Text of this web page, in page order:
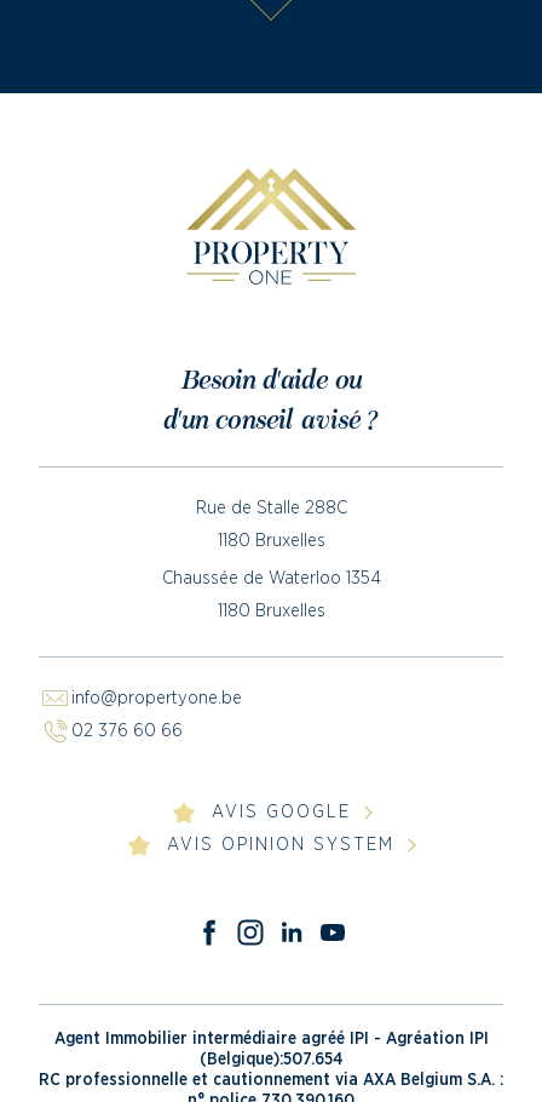
Besoin d'aide ou
d'un conseil avisé ?
Rue de Stalle 288C
1180 Bruxelles
Chaussée de Waterloo 1354
1180 Bruxelles
info@propertyone.be
02 376 60 66
AVIS GOOGLE
AVIS OPINION SYSTEM
Agent Immobilier intermédiaire agréé IPI - Agréation IPI
(Belgique):507.654
RC professionnelle et cautionnement via AXA Belgium S.A. :